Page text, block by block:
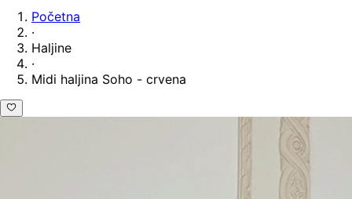
Početna
·
Haljine
·
Midi haljina Soho - crvena